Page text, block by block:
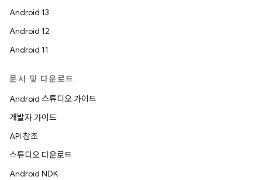
Android 13
Android 12
Android 11
문서 및 다운로드
Android 스튜디오 가이드
개발자 가이드
API 참조
스튜디오 다운로드
Android NDK